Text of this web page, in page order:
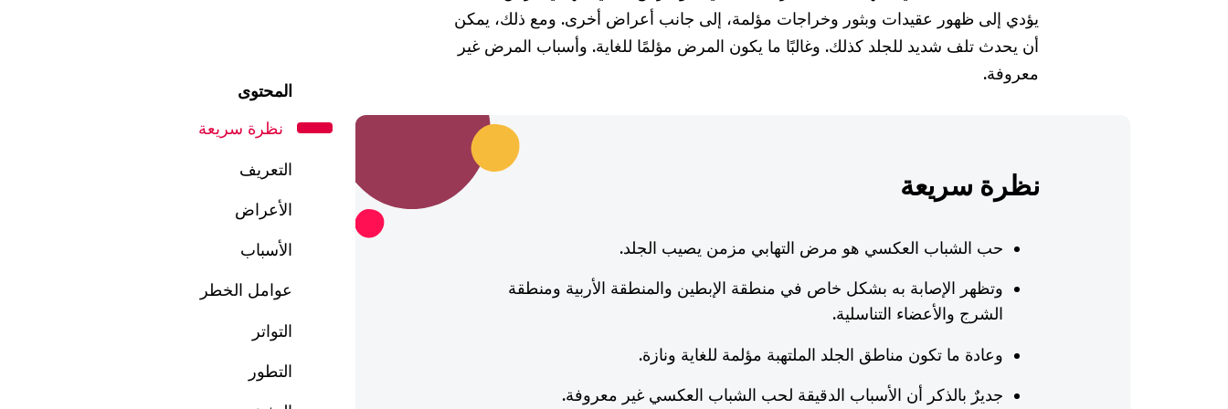
المحتوى
نظرة سريعة
التعريف
الأعراض
الأسباب
عوامل الخطر
التواتر
التطور
يؤدي إلى ظهور عقيدات وبثور وخراجات مؤلمة، إلى جانب أعراض أخرى. ومع ذلك، يمكن
أن يحدث تلف شديد للجلد كذلك. وغالبًا ما يكون المرض مؤلمًا للغاية. وأسباب المرض غير
معروفة.
نظرة سريعة
حب الشباب العكسي هو مرض التهابي مزمن يصيب الجلد.
وتظهر الإصابة به بشكل خاص في منطقة الإبطين والمنطقة الأربية ومنطقة
الشرج والأعضاء التناسلية.
وعادة ما تكون مناطق الجلد الملتهبة مؤلمة للغاية ونازة.
جديرٌ بالذكر أن الأسباب الدقيقة لحب الشباب العكسي غير معروفة.